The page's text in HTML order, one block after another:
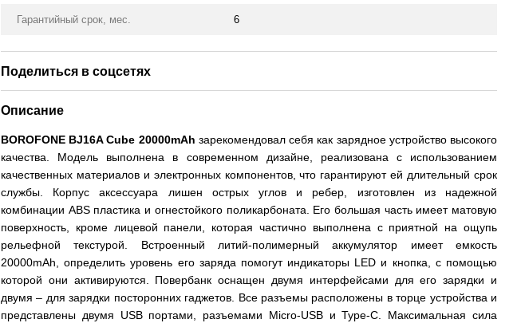
Гарантийный срок, мес. 6
Поделиться в соцсетях
Описание
BOROFONE BJ16A Cube 20000mAh зарекомендовал себя как зарядное устройство высокого
качества. Модель выполнена в современном дизайне, реализована с использованием
качественных материалов и электронных компонентов, что гарантируют ей длительный срок
службы. Корпус аксессуара лишен острых углов и ребер, изготовлен из надежной
комбинации ABS пластика и огнестойкого поликарбоната. Его большая часть имеет матовую
поверхность, кроме лицевой панели, которая частично выполнена с приятной на ощупь
рельефной текстурой. Встроенный литий-полимерный аккумулятор имеет емкость
20000mAh, определить уровень его заряда помогут индикаторы LED и кнопка, с помощью
которой они активируются. Повербанк оснащен двумя интерфейсами для его зарядки и
двумя – для зарядки посторонних гаджетов. Все разъемы расположены в торце устройства и
представлены двумя USB портами, разъемами Micro-USB и Type-C. Максимальная сила